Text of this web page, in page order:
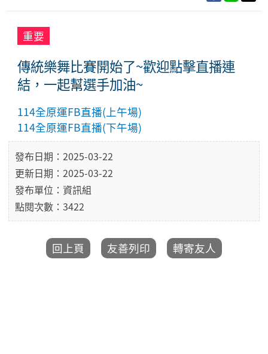
重要
傳統樂舞比賽開始了~歡迎點擊直播連
結，一起幫選手加油~
114全原運FB直播(上午場)
114全原運FB直播(下午場)
發布日期：2025-03-22
更新日期：2025-03-22
發布單位：資訊組
點閱次數：3422